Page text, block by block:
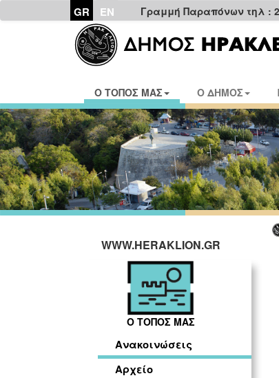
GR EN Γραμμή Παραπόνων τηλ :
Ο ΤΟΠΟΣ ΜΑΣ Ο ΔΗΜΟΣ
WWW.HERAKLION.GR
Ο ΤΟΠΟΣ ΜΑΣ
Ανακοινώσεις
Αρχείο